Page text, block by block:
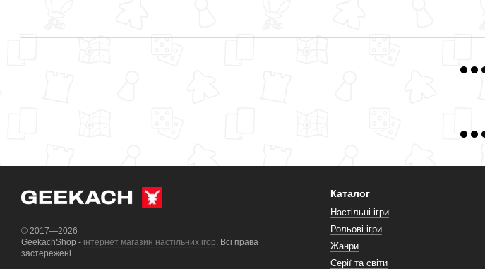
© 2017—2026
GeekachShop - інтернет магазин настільних ігор. Всі права
застережені
Каталог
Настільні ігри
Рольові ігри
Жанри
Серії та світи